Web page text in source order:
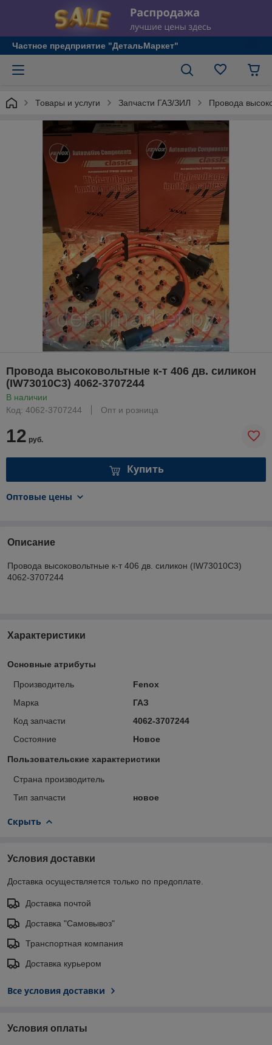
Частное предприятие "ДетальМаркет"
Товары и услуги Запчасти ГАЗ/ЗИЛ Провода
Провода высоковольтные к-т 406 дв. силикон
(IW73010C3) 4062-3707244
В наличии
Код: 4062-3707244
Опт и розница
12 руб.
Купить
Оптовые цены
Описание
Провода высоковольтные к-т 406 дв. силикон (IW73010C3)
4062-3707244
Характеристики
Основные атрибуты
Производитель
Fenox
Марка
ГАЗ
Код запчасти
4062-3707244
Состояние
Новое
Пользовательские характеристики
Страна производитель
Тип запчасти
новое
Скрыть
Условия доставки
Доставка осуществляется только по предоплате.
Доставка почтой
Доставка "Самовывоз"
Транспортная компания
Доставка курьером
Все условия доставки
Условия оплаты